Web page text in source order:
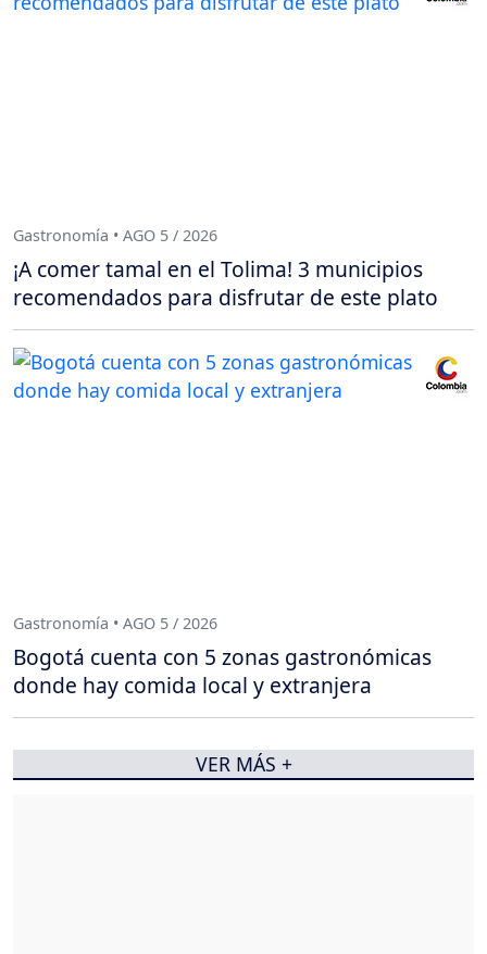
Gastronomía • AGO 5 / 2026
¡A comer tamal en el Tolima! 3 municipios
recomendados para disfrutar de este plato
Gastronomía • AGO 5 / 2026
Bogotá cuenta con 5 zonas gastronómicas
donde hay comida local y extranjera
VER MÁS +